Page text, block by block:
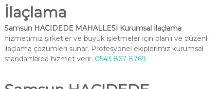
İlaçlama
Samsun HACIDEDE MAHALLESİ Kurumsal İlaçlama
hizmetimiz şirketler ve büyük işletmeler için planlı ve düzenli
ilaçlama çözümleri sunar. Profesyonel ekiplerimiz kurumsal
standartlarda hizmet verir. 0543 867 8769